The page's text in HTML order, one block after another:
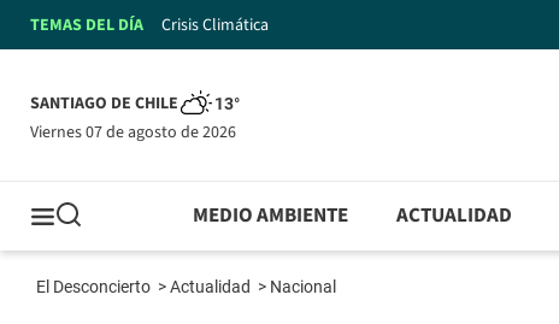
TEMAS DEL DÍA Crisis Climática
SANTIAGO DE CHILE 13°
viernes 07 de agosto de 2026
MEDIO AMBIENTE ACTUALIDAD
El Desconcierto >Actualidad > Nacional